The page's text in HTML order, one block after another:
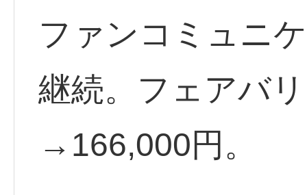
ファンコミュニ
継続。フェアバ
→166,000円。